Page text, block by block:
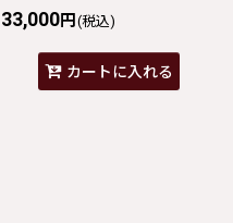
33,000円 (税込)
カートに入れる